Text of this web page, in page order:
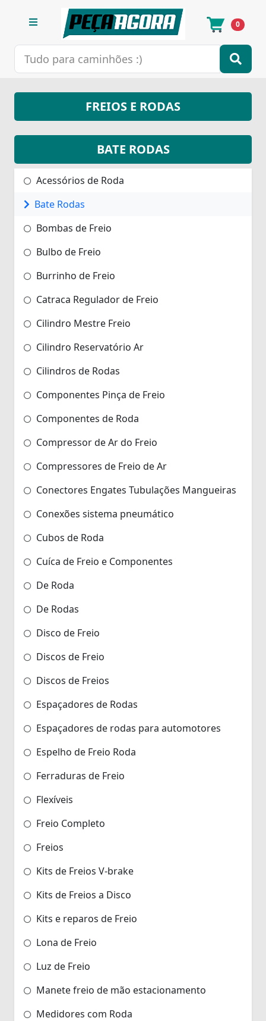
0
FREIOS E RODAS
BATE RODAS
Acessórios de Roda
Bate Rodas
Bombas de Freio
Bulbo de Freio
Burrinho de Freio
Catraca Regulador de Freio
Cilindro Mestre Freio
Cilindro Reservatório Ar
Cilindros de Rodas
Componentes Pinça de Freio
Componentes de Roda
Compressor de Ar do Freio
Compressores de Freio de Ar
Conectores Engates Tubulações Mangueiras
Conexões sistema pneumático
Cubos de Roda
Cuíca de Freio e Componentes
De Roda
De Rodas
Disco de Freio
Discos de Freio
Discos de Freios
Espaçadores de Rodas
Espaçadores de rodas para automotores
Espelho de Freio Roda
Ferraduras de Freio
Flexíveis
Freio Completo
Freios
Kits de Freios V-brake
Kits de Freios a Disco
Kits e reparos de Freio
Lona de Freio
Luz de Freio
Manete freio de mão estacionamento
Medidores com Roda